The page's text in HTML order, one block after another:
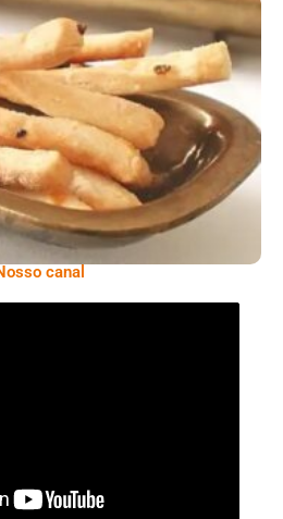
De Cebola E Salsa
canal